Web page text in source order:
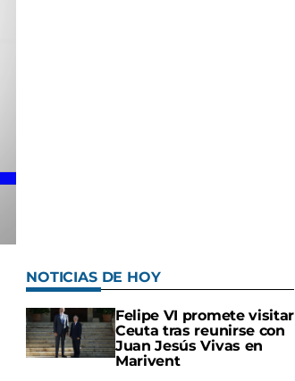
NOTICIAS DE HOY
Felipe VI promete visitar
Ceuta tras reunirse con
Juan Jesús Vivas en
Marivent